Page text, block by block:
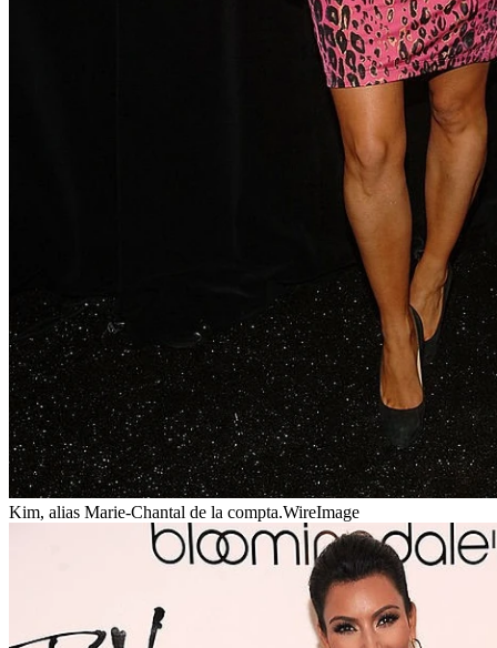
Kim, alias Marie-Chantal de la compta.WireImage